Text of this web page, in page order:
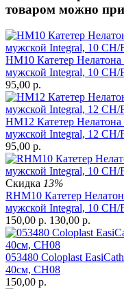
товаром можно
HM10 Катетер
мужской Integral, 10 CH/
95,00 р.
HM12 Катетер
мужской Integral, 12 CH/
95,00 р.
Скидка 13%
RHM10 Катетер
мужской Integral, 10 CH/
150,00 р. 130,00 р.
053480 Coloplast
40см, CH08
150,00 р.